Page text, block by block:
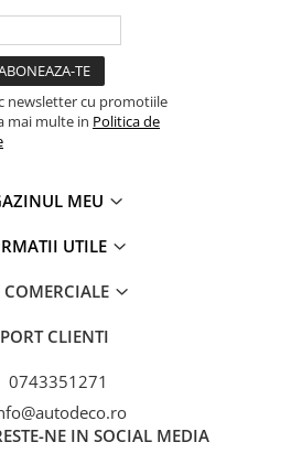
newsletter cu promotiile
mai multe in Politica de
MEU
UTILE
COMERCIALE
CLIENTI
0743351271
NE IN SOCIAL MEDIA